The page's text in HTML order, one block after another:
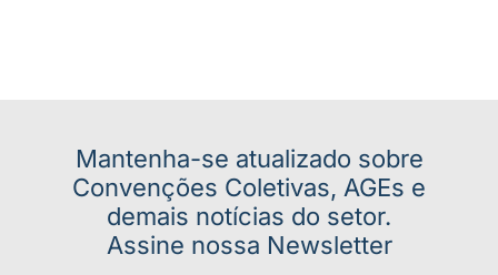
Mantenha-se atualizado sobre
Convenções Coletivas, AGEs e
demais notícias do setor.
Assine nossa Newsletter